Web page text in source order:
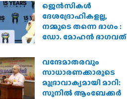
ജെന്‍സികള്‍
ദേശദ്രോഹികളല്ല,
നമ്മുടെ തന്നെ ഭാഗം :
ഡോ. മോഹന്‍ ഭാഗവത്
വന്ദേമാതരവും
സാധാരണക്കാരുടെ
മുദ്രാവാക്യമായി മാറി:
സുനിൽ ആംബേക്കർ